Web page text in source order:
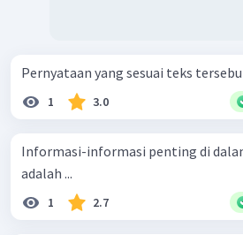
Pernyataan yang sesuai teks
1 3.0
Informasi-informasi penting di
adalah ...
1 2.7